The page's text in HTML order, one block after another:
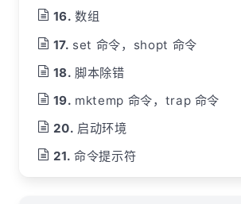
数组
set 命令，shopt 命令
脚本除错
mktemp 命令，trap 命令
启动环境
命令提示符